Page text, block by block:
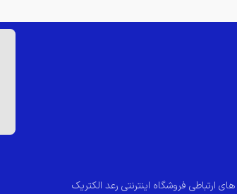
های ارتباطی فروشگاه اینترنتی رعد الکتریک